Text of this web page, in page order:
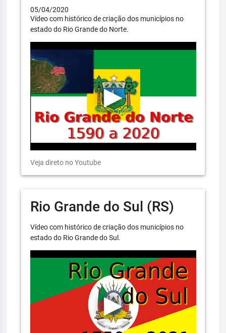
05/04/2020
Vídeo com histórico de criação dos municípios no
estado do Rio Grande do Norte.
Veja direto no Youtube
Rio Grande do Sul (RS)
Vídeo com histórico de criação dos municípios no
estado do Rio Grande do Sul.